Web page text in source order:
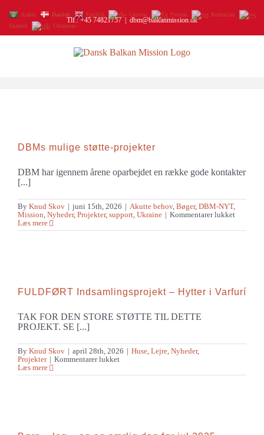
content
Tlf.: +45 74821757 | dbm@balkanmission.dk
DBMs mulige støtte-projekter
DBM har igennem årene oparbejdet en række gode kontakter
[...]
By Knud Skov | juni 15th, 2026 | Akutte behov, Bøger, DBM-NYT,
Mission, Nyheder, Projekter, support, Ukraine | Kommentarer lukkettil
mulige
Læs mere
FULDFØRT Indsamlingsprojekt – Hytter i Varfurí
TAK FOR DEN STORE STØTTE TIL DETTE
PROJEKT. SE [...]
By Knud Skov | april 28th, 2026 | Huse, Lejre, Nyheder,
Projekter | Kommentarer lukkettil
Indsamlingsprojekt
Læs mere
Arabic Danish English German Persian
Romanian
Spanish
Ukrainian